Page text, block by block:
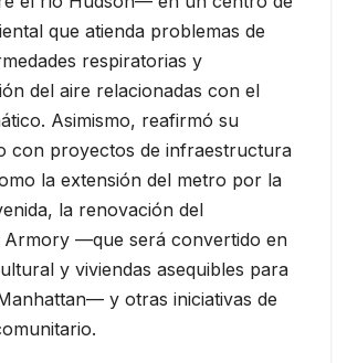
que atienda problemas de
respiratorias y
del aire relacionadas con el
Asimismo, reafirmó su
con proyectos de infraestructura
la extensión del metro por la
la renovación del
Armory —que será convertido en
y viviendas asequibles para
y otras iniciativas de